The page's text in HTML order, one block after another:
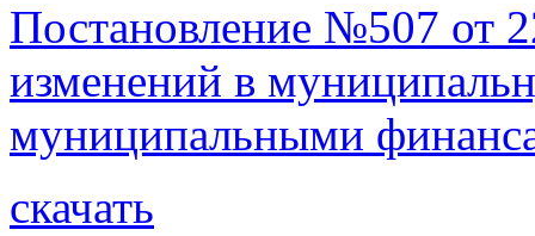
Постановление №507 от
изменений в
муниципальными
скачать